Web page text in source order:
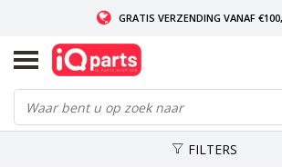
GRATIS VERZENDING VANAF
INDIEN VOORRADIG: VOOR 14:00 BESTELD,
WERELDWIJDE LEVERING
FILTERS